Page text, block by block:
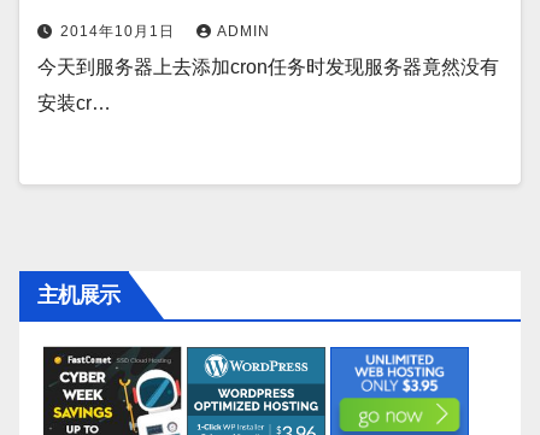
2014年10月1日 ADMIN
今天到服务器上去添加cron任务时发现服务器竟然没有
安装cr…
主机展示